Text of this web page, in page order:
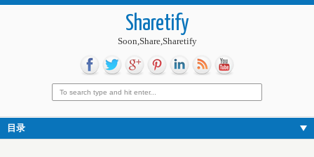
Sharetify
Soon,Share,Sharetify
目录